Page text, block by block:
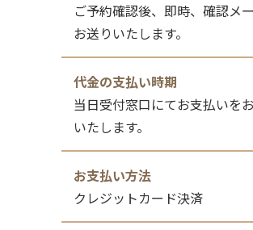
ご予約確認後、即時、確認メ
お送りいたします。
代金の支払い時期
当日受付窓口にてお支払いを
いたします。
お支払い方法
クレジットカード決済